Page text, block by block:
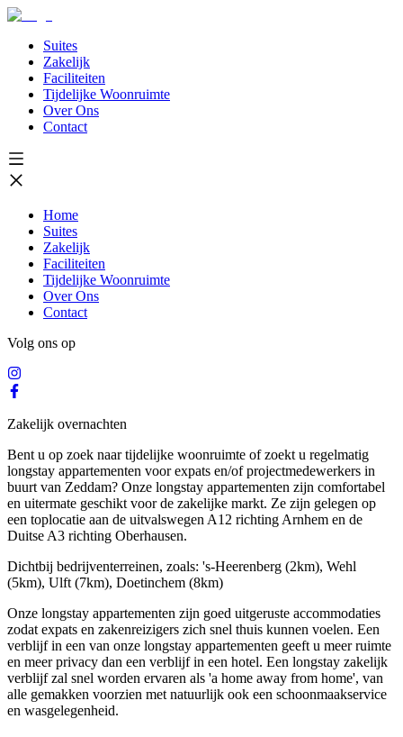
Suites
Zakelijk
Faciliteiten
Tijdelijke Woonruimte
Over Ons
Contact
Home
Suites
Zakelijk
Faciliteiten
Tijdelijke Woonruimte
Over Ons
Contact
Volg ons op
Zakelijk overnachten
Bent u op zoek naar tijdelijke woonruimte of zoekt u regelmatig
longstay appartementen voor expats en/of projectmedewerkers in
buurt van Zeddam? Onze longstay appartementen zijn comfortabel
en uitermate geschikt voor de zakelijke markt. Ze zijn gelegen op
een toplocatie aan de uitvalswegen A12 richting Arnhem en de
Duitse A3 richting Oberhausen.
Dichtbij bedrijventerreinen, zoals: 's-Heerenberg (2km), Wehl
(5km), Ulft (7km), Doetinchem (8km)
Onze longstay appartementen zijn goed uitgeruste accommodaties
zodat expats en zakenreizigers zich snel thuis kunnen voelen. Een
verblijf in een van onze longstay appartementen geeft u meer ruimte
en meer privacy dan een verblijf in een hotel. Een longstay zakelijk
verblijf zal snel worden ervaren als 'a home away from home', van
alle gemakken voorzien met natuurlijk ook een schoonmaakservice
en wasgelegenheid.